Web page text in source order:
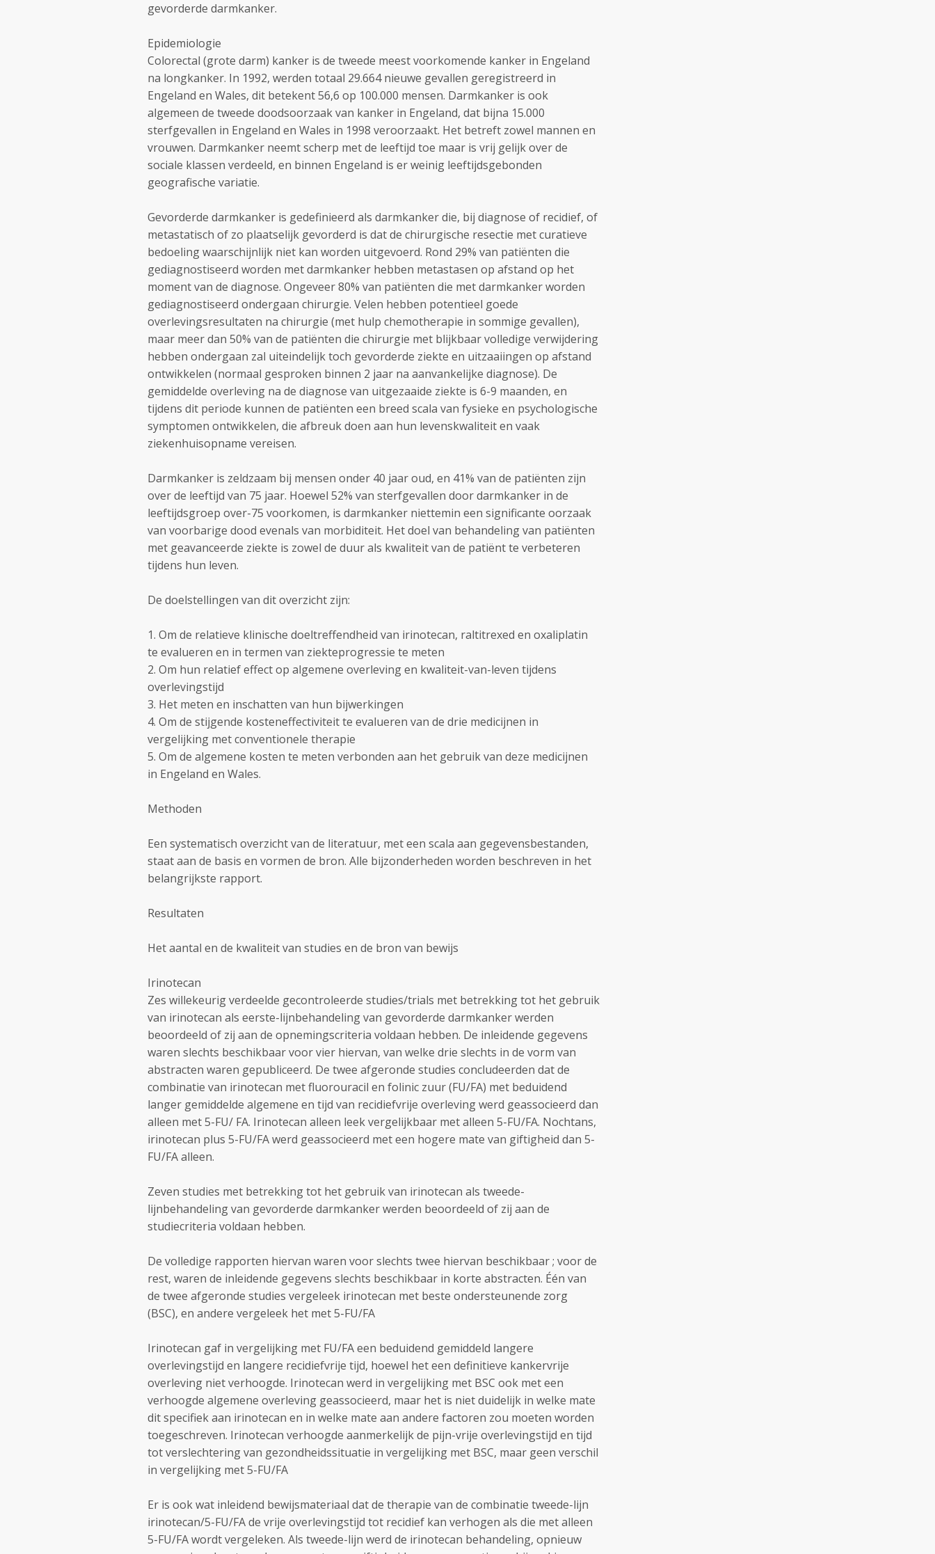
gevorderde darmkanker.
Epidemiologie
Colorectal (grote darm) kanker is de tweede meest voorkomende kanker in Engeland
na longkanker. In 1992, werden totaal 29.664 nieuwe gevallen geregistreerd in
Engeland en Wales, dit betekent 56,6 op 100.000 mensen. Darmkanker is ook
algemeen de tweede doodsoorzaak van kanker in Engeland, dat bijna 15.000
sterfgevallen in Engeland en Wales in 1998 veroorzaakt. Het betreft zowel mannen en
vrouwen. Darmkanker neemt scherp met de leeftijd toe maar is vrij gelijk over de
sociale klassen verdeeld, en binnen Engeland is er weinig leeftijdsgebonden
geografische variatie.
Gevorderde darmkanker is gedefinieerd als darmkanker die, bij diagnose of recidief, of
metastatisch of zo plaatselijk gevorderd is dat de chirurgische resectie met curatieve
bedoeling waarschijnlijk niet kan worden uitgevoerd. Rond 29% van patiënten die
gediagnostiseerd worden met darmkanker hebben metastasen op afstand op het
moment van de diagnose. Ongeveer 80% van patiënten die met darmkanker worden
gediagnostiseerd ondergaan chirurgie. Velen hebben potentieel goede
overlevingsresultaten na chirurgie (met hulp chemotherapie in sommige gevallen),
maar meer dan 50% van de patiënten die chirurgie met blijkbaar volledige verwijdering
hebben ondergaan zal uiteindelijk toch gevorderde ziekte en uitzaaiingen op afstand
ontwikkelen (normaal gesproken binnen 2 jaar na aanvankelijke diagnose). De
gemiddelde overleving na de diagnose van uitgezaaide ziekte is 6-9 maanden, en
tijdens dit periode kunnen de patiënten een breed scala van fysieke en psychologische
symptomen ontwikkelen, die afbreuk doen aan hun levenskwaliteit en vaak
ziekenhuisopname vereisen.
Darmkanker is zeldzaam bij mensen onder 40 jaar oud, en 41% van de patiënten zijn
over de leeftijd van 75 jaar. Hoewel 52% van sterfgevallen door darmkanker in de
leeftijdsgroep over-75 voorkomen, is darmkanker niettemin een significante oorzaak
van voorbarige dood evenals van morbiditeit. Het doel van behandeling van patiënten
met geavanceerde ziekte is zowel de duur als kwaliteit van de patiënt te verbeteren
tijdens hun leven.
De doelstellingen van dit overzicht zijn:
1. Om de relatieve klinische doeltreffendheid van irinotecan, raltitrexed en oxaliplatin
te evalueren en in termen van ziekteprogressie te meten
2. Om hun relatief effect op algemene overleving en kwaliteit-van-leven tijdens
overlevingstijd
3. Het meten en inschatten van hun bijwerkingen
4. Om de stijgende kosteneffectiviteit te evalueren van de drie medicijnen in
vergelijking met conventionele therapie
5. Om de algemene kosten te meten verbonden aan het gebruik van deze medicijnen
in Engeland en Wales.
Methoden
Een systematisch overzicht van de literatuur, met een scala aan gegevensbestanden,
staat aan de basis en vormen de bron. Alle bijzonderheden worden beschreven in het
belangrijkste rapport.
Resultaten
Het aantal en de kwaliteit van studies en de bron van bewijs
Irinotecan
Zes willekeurig verdeelde gecontroleerde studies/trials met betrekking tot het gebruik
van irinotecan als eerste-lijnbehandeling van gevorderde darmkanker werden
beoordeeld of zij aan de opnemingscriteria voldaan hebben. De inleidende gegevens
waren slechts beschikbaar voor vier hiervan, van welke drie slechts in de vorm van
abstracten waren gepubliceerd. De twee afgeronde studies concludeerden dat de
combinatie van irinotecan met fluorouracil en folinic zuur (FU/FA) met beduidend
langer gemiddelde algemene en tijd van recidiefvrije overleving werd geassocieerd dan
alleen met 5-FU/ FA. Irinotecan alleen leek vergelijkbaar met alleen 5-FU/FA. Nochtans,
irinotecan plus 5-FU/FA werd geassocieerd met een hogere mate van giftigheid dan 5-
FU/FA alleen.
Zeven studies met betrekking tot het gebruik van irinotecan als tweede-
lijnbehandeling van gevorderde darmkanker werden beoordeeld of zij aan de
studiecriteria voldaan hebben.
De volledige rapporten hiervan waren voor slechts twee hiervan beschikbaar ; voor de
rest, waren de inleidende gegevens slechts beschikbaar in korte abstracten. Één van
de twee afgeronde studies vergeleek irinotecan met beste ondersteunende zorg
(BSC), en andere vergeleek het met 5-FU/FA
Irinotecan gaf in vergelijking met FU/FA een beduidend gemiddeld langere
overlevingstijd en langere recidiefvrije tijd, hoewel het een definitieve kankervrije
overleving niet verhoogde. Irinotecan werd in vergelijking met BSC ook met een
verhoogde algemene overleving geassocieerd, maar het is niet duidelijk in welke mate
dit specifiek aan irinotecan en in welke mate aan andere factoren zou moeten worden
toegeschreven. Irinotecan verhoogde aanmerkelijk de pijn-vrije overlevingstijd en tijd
tot verslechtering van gezondheidssituatie in vergelijking met BSC, maar geen verschil
in vergelijking met 5-FU/FA
Er is ook wat inleidend bewijsmateriaal dat de therapie van de combinatie tweede-lijn
irinotecan/5-FU/FA de vrije overlevingstijd tot recidief kan verhogen als die met alleen
5-FU/FA wordt vergeleken. Als tweede-lijn werd de irinotecan behandeling, opnieuw